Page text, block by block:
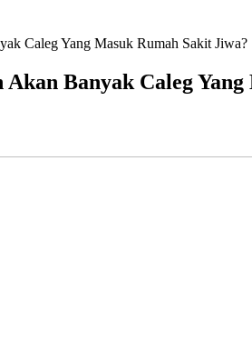
Caleg Yang Masuk Rumah Sakit Jiwa?
Akan Banyak Caleg